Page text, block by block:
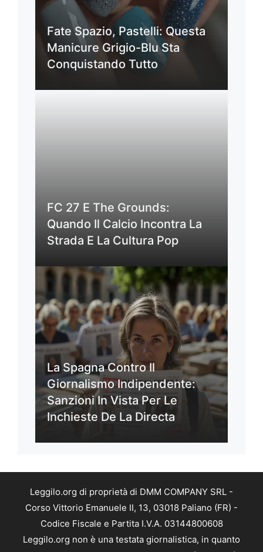
Fate Spazio, Pastelli: Questa
Manicure Grigio-Blu Sta
Conquistando Tutto
FC 27 E The Grounds:
Quando Il Calcio Incontra La
Strada E La Cultura Pop
La Spagna Contro Il
Giornalismo Indipendente:
Sanzioni In Vista Per Le
Inchieste De La Directa
Leggilo.org di proprietà di DMM COMPANY SRL -
Corso Vittorio Emanuele II, 13, 03018 Paliano (FR) -
Codice Fiscale e Partita I.V.A. 03144800608
Leggilo.org non è una testata giornalistica, in quanto